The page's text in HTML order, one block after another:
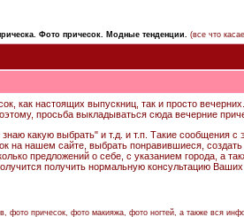
Фото причесок. Модные тенденции. (все что
как настоящих выпускниц, так и просто
просьба выкладываться сюда вечерние
какую выбрать" и т.д. и т.п. Такие сообщения с
на нашем сайте, выбрать понравившиеся,
предложений о себе, с указанием города, а
получить нормальную консультацию Ваших
фото причесок, фото макияжа, фото ногтей, а также вся